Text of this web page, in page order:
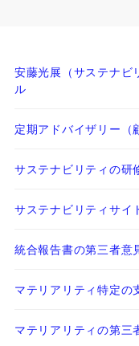
安藤光展（サステナビ
ル
定期アドバイザリー（
サステナビリティの研
サステナビリティサイ
統合報告書の第三者意
マテリアリティ特定の
マテリアリティの第三